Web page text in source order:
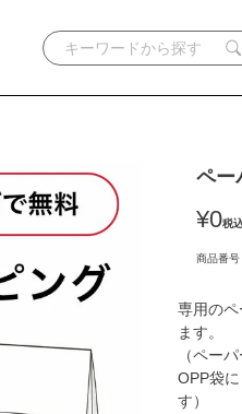
ペー
¥0税
商品番号
専用の
ます。
（ペー
OPP袋
す）